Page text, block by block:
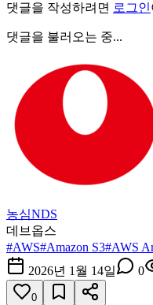
댓글을 작성하려면 로그인
댓글을 불러오는 중...
농심NDS
데브옵스
#AWS#Amazon S3#AWS
2026년 1월 14일
0
0